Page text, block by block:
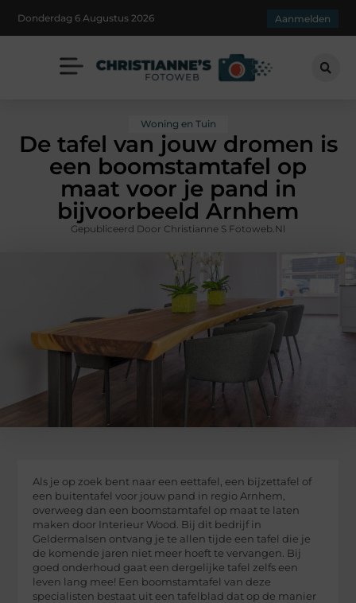
Donderdag 6 Augustus 2026 Aanmelden
Woning en Tuin
De tafel van jouw dromen is
een boomstamtafel op
maat voor je pand in
bijvoorbeeld Arnhem
Gepubliceerd Door Christianne S Fotoweb.nl
Als je op zoek bent naar een eettafel, een bijzettafel of
een buitentafel voor jouw pand in regio Arnhem,
overweeg dan een boomstamtafel op maat te laten
maken door Interieur Wood. Bij dit bedrijf in
Geldermalsen ontvang je te allen tijde een tafel die je
de komende jaren niet meer hoeft te vervangen. Bij
goed onderhoud gaat een dergelijke tafel zelfs een
leven lang mee! Een boomstamtafel van deze
specialisten bestaat uit een tafelblad dat op de manier